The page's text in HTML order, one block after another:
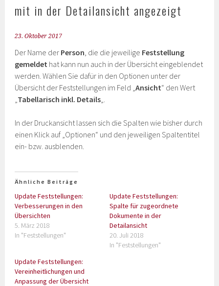
mit in der Detailansicht angezeigt
23. Oktober 2017
Der Name der Person, die die jeweilige Feststellung
gemeldet hat kann nun auch in der Übersicht eingeblendet
werden. Wählen Sie dafür in den Optionen unter der
Übersicht der Feststellungen im Feld „Ansicht“ den Wert
„Tabellarisch inkl. Details„.
In der Druckansicht lassen sich die Spalten wie bisher durch
einen Klick auf „Optionen“ und den jeweiligen Spaltentitel
ein- bzw. ausblenden.
Ähnliche Beiträge
Update Feststellungen:
Verbesserungen in den
Übersichten
5. März 2018
In "Feststellungen"
Update Feststellungen:
Spalte für zugeordnete
Dokumente in der
Detailansicht
20. Juli 2018
In "Feststellungen"
Update Feststellungen:
Vereinheitlichungen und
Anpassung der Übersicht